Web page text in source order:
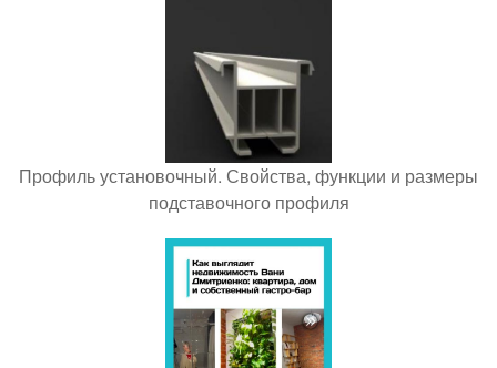
Профиль установочный. Свойства, функции и размеры
подставочного профиля